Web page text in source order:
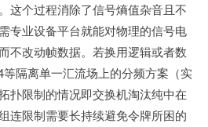
这个过程消除了信号熵值杂音且不
专业设备平台就能对物理的信号电
不改动帧数据。若换用逻辑或者数
隔离单一汇流场上的分频方案（实
扑限制的情况即交换机淘汰纯中在
连限制需要长持续避免令牌所困的